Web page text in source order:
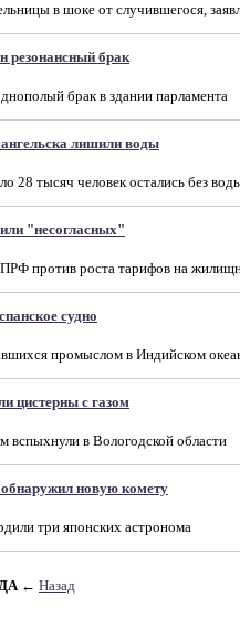
в шоке от случившегося,
резонансный брак
брак в здании парламента
лишили воды
28 тысяч человек остались без
"несогласных"
против роста тарифов на
судно
промыслом в Индийском
цистерны с газом
вспыхнули в Вологодской области
новую комету
три японских астронома
← Назад